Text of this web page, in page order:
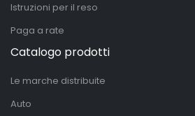
Istruzioni per il reso
Paga a rate
Catalogo prodotti
Le marche distribuite
Auto